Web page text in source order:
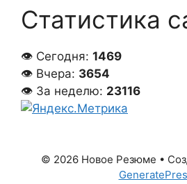
Статистика
👁 Сегодня: 1469
👁 Вчера: 3654
👁 За неделю: 23116
© 2026 Новое Резюме •